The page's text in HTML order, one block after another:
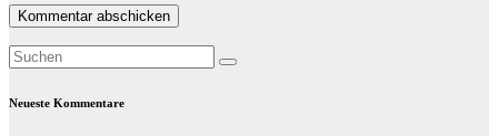
Neueste Kommentare